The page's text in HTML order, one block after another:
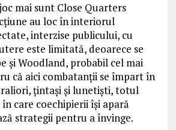
mai sunt Close Quarters
au loc în interiorul
interzise publicului, cu
este limitată, deoarece se
şi Woodland, probabil cel mai
că aici combatanţii se împart în
ţintaşi şi lunetişti, totul
care coechipierii îşi apară
strategii pentru a învinge.